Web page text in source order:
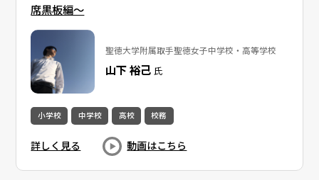
席黒板編〜
聖徳大学附属取手聖徳女子中学校・高等学校
山下 裕己 氏
小学校 中学校 高校 校務
詳しく見る 動画はこちら